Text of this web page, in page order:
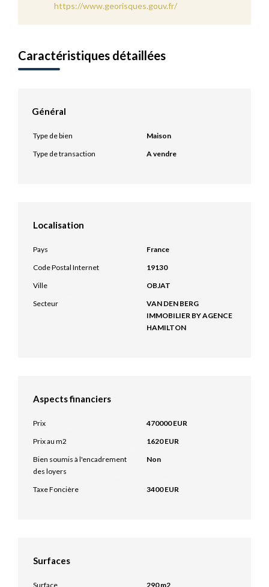
https://www.georisques.gouv.fr/
Caractéristiques détaillées
Général
Type de bien
Maison
Type de transaction
A vendre
Localisation
Pays
France
Code Postal Internet
19130
Ville
OBJAT
Secteur
VAN DEN BERG
IMMOBILIER BY AGENCE
HAMILTON
Aspects financiers
Prix
470000 EUR
Prix au m2
1620 EUR
Bien soumis à l'encadrement
des loyers
Non
Taxe Foncière 3400 EUR
Surfaces
Surface 290 m2